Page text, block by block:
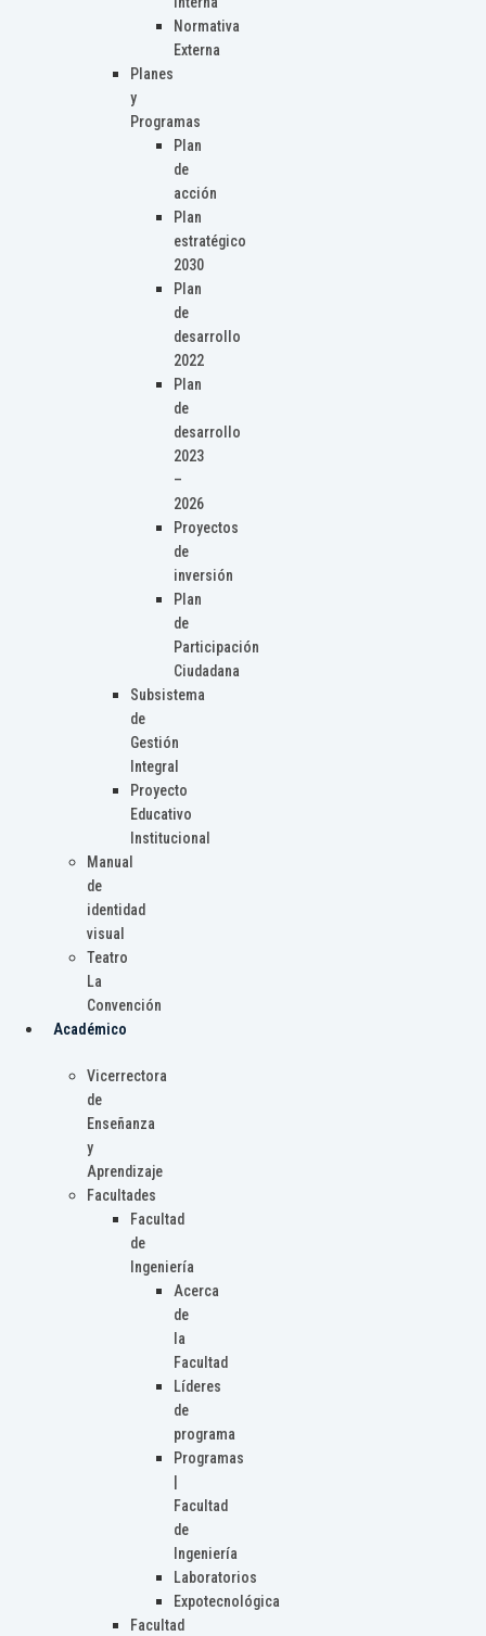
Normativa
Externa
Planes
y
Programas
Plan
de
acción
Plan
estratégico
2030
Plan
de
desarrollo
2022
Plan
de
desarrollo
2023
–
2026
Proyectos
de
inversión
Plan
de
Participación
Ciudadana
Subsistema
de
Gestión
Integral
Proyecto
Educativo
Institucional
Manual
de
identidad
visual
Teatro
La
Convención
Académico
Vicerrectora
de
Enseñanza
y
Aprendizaje
Facultades
Facultad
de
Ingeniería
Acerca
de
la
Facultad
Líderes
de
programa
Programas
Facultad
de
Ingeniería
Laboratorios
Expotecnológica
Facultad